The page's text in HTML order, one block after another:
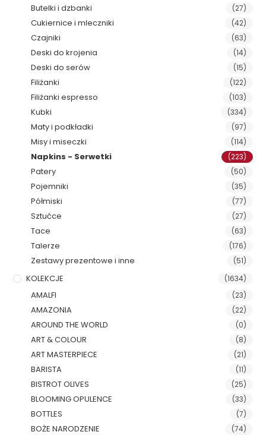
Butelki i dzbanki (27)
Cukiernice i mleczniki (42)
Czajniki (63)
Deski do krojenia (14)
Deski do serów (15)
Filiżanki (122)
Filiżanki espresso (103)
Kubki (334)
Maty i podkładki (97)
Misy i miseczki (114)
Napkins - Serwetki (223)
Patery (50)
Pojemniki (35)
Półmiski (77)
Sztućce (27)
Tace (63)
Talerze (176)
Zestawy prezentowe i inne (51)
KOLEKCJE (1634)
AMALFI (23)
AMAZONIA (22)
AROUND THE WORLD (0)
ART & COLOUR (8)
ART MASTERPIECE (21)
BARISTA (11)
BISTROT OLIVES (25)
BLOOMING OPULENCE (33)
BOTTLES (7)
BOŻE NARODZENIE (74)